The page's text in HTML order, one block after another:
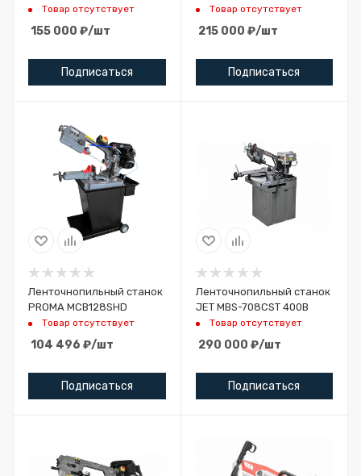
Товар отсутствует
155 000 ₽/шт
Подписаться
Товар отсутствует
215 000 ₽/шт
Подписаться
Ленточнопильный станок
PROMA MCB128SHD
Товар отсутствует
104 496 ₽/шт
Подписаться
Ленточнопильный станок
JET MBS-708CST 400В
Товар отсутствует
290 000 ₽/шт
Подписаться